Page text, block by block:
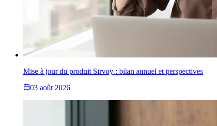
Mise à jour du produit Sirvoy : bilan annuel et perspectives
03 août 2026